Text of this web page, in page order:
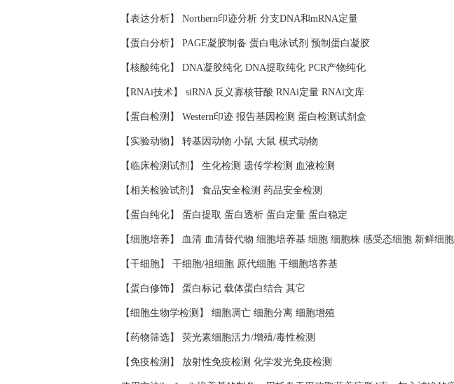
【表达分析】 Northern印迹分析 分支DNA和mRNA定量
【蛋白分析】 PAGE凝胶制备 蛋白电泳试剂 预制蛋白凝胶
【核酸纯化】 DNA凝胶纯化 DNA提取纯化 PCR产物纯化
【RNAi技术】 siRNA 反义寡核苷酸 RNAi定量 RNAi文库
【蛋白检测】 Western印迹 报告基因检测 蛋白检测试剂盒
【实验动物】 转基因动物 小鼠 大鼠 模式动物
【临床检测试剂】 生化检测 遗传学检测 血液检测
【相关检验试剂】 食品安全检测 药品安全检测
【蛋白纯化】 蛋白提取 蛋白透析 蛋白定量 蛋白稳定
【细胞培养】 血清 血清替代物 细胞培养基 细胞 细胞株 感受态细胞 新鲜细
【干细胞】 干细胞/祖细胞 原代细胞 干细胞培养基
【蛋白修饰】 蛋白标记 载体蛋白结合 其它
【细胞生物学检测】 细胞凋亡 细胞分离 细胞增殖
【药物筛选】 荧光素细胞活力/增殖/毒性检测
【免疫检测】 放射性免疫检测 化学发光免疫检测